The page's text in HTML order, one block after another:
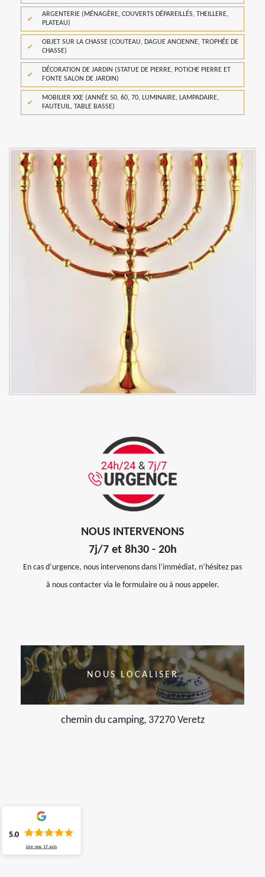
ARGENTERIE (MÉNAGÈRE, COUVERTS DÉPAREILLÉS, THEILLERE,
PLATEAU)
OBJET SUR LA CHASSE (COUTEAU, DAGUE ANCIENNE, TROPHÉE DE
CHASSE)
DÉCORATION DE JARDIN (STATUE DE PIERRE, POTICHE PIERRE ET
FONTE SALON DE JARDIN)
MOBILIER XXE (ANNÉE 50, 60, 70, LUMINAIRE, LAMPADAIRE,
FAUTEUIL, TABLE BASSE)
NOUS INTERVENONS
7j/7 et 8h30 - 20h
En cas d’urgence, nous intervenons dans l’immédiat, n’hésitez pas
à nous contacter via le formulaire ou à nous appeler.
NOUS LOCALISER
chemin du camping, 37270 Veretz
5.0
Lire nos 17 avis